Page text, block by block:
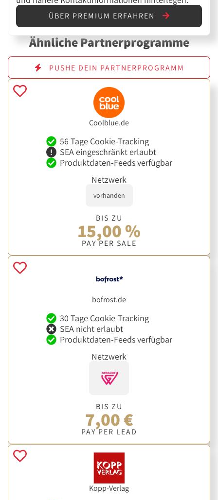
ÜBER PREMIUM ERFAHREN
Ähnliche Partnerprogramme
PUSHE DEIN PARTNERPROGRAMM
Coolblue.de
56 Tage Cookie-Tracking
SEA eingeschränkt erlaubt
Produktdaten-Feeds verfügbar
Netzwerk
vorhanden
BIS ZU
15,00 %
PAY PER SALE
bofrost.de
30 Tage Cookie-Tracking
SEA nicht erlaubt
Produktdaten-Feeds verfügbar
Netzwerk
BIS ZU
7,00 €
PAY PER LEAD
Kopp-Verlag